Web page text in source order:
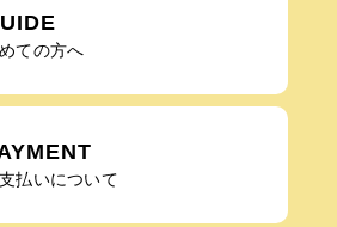
ての方へ
払いについて